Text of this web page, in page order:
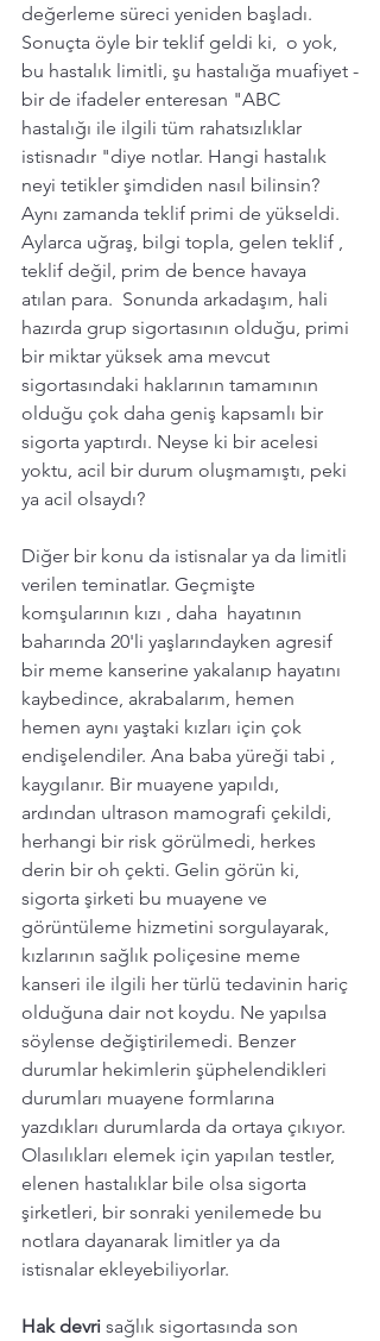
değerleme süreci yeniden başladı.
Sonuçta öyle bir teklif geldi ki,  o yok,
bu hastalık limitli, şu hastalığa muafiyet -
bir de ifadeler enteresan "ABC
hastalığı ile ilgili tüm rahatsızlıklar
istisnadır "diye notlar. Hangi hastalık
neyi tetikler şimdiden nasıl bilinsin?
Aynı zamanda teklif primi de yükseldi.
Aylarca uğraş, bilgi topla, gelen teklif ,
teklif değil, prim de bence havaya
atılan para.  Sonunda arkadaşım, hali
hazırda grup sigortasının olduğu, primi
bir miktar yüksek ama mevcut
sigortasındaki haklarının tamamının
olduğu çok daha geniş kapsamlı bir
sigorta yaptırdı. Neyse ki bir acelesi
yoktu, acil bir durum oluşmamıştı, peki
ya acil olsaydı?
Diğer bir konu da istisnalar ya da limitli
verilen teminatlar. Geçmişte
komşularının kızı , daha  hayatının
baharında 20'li yaşlarındayken agresif
bir meme kanserine yakalanıp hayatını
kaybedince, akrabalarım, hemen
hemen aynı yaştaki kızları için çok
endişelendiler. Ana baba yüreği tabi ,
kaygılanır. Bir muayene yapıldı,
ardından ultrason mamografi çekildi,
herhangi bir risk görülmedi, herkes
derin bir oh çekti. Gelin görün ki,
sigorta şirketi bu muayene ve
görüntüleme hizmetini sorgulayarak,
kızlarının sağlık poliçesine meme
kanseri ile ilgili her türlü tedavinin hariç
olduğuna dair not koydu. Ne yapılsa
söylense değiştirilemedi. Benzer
durumlar hekimlerin şüphelendikleri
durumları muayene formlarına
yazdıkları durumlarda da ortaya çıkıyor.
Olasılıkları elemek için yapılan testler,
elenen hastalıklar bile olsa sigorta
şirketleri, bir sonraki yenilemede bu
notlara dayanarak limitler ya da
istisnalar ekleyebiliyorlar.
Hak devri sağlık sigortasında son